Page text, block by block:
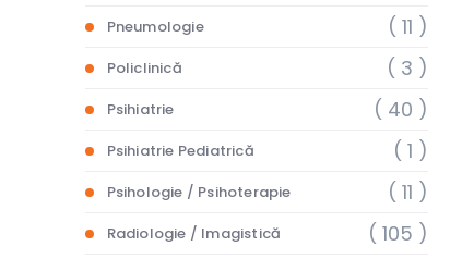
Pneumologie ( 11 )
Policlinică ( 3 )
Psihiatrie ( 40 )
Psihiatrie Pediatrică ( 1 )
Psihologie / Psihoterapie ( 11 )
Radiologie / Imagistică ( 105 )